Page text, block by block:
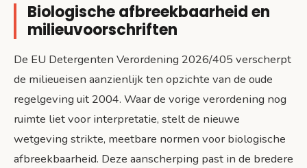
Biologische afbreekbaarheid en
milieuvoorschriften
De EU Detergenten Verordening 2026/405 verscherpt
de milieueisen aanzienlijk ten opzichte van de oude
regelgeving uit 2004. Waar de vorige verordening nog
ruimte liet voor interpretatie, stelt de nieuwe
wetgeving strikte, meetbare normen voor biologische
afbreekbaarheid. Deze aanscherping past in de bredere